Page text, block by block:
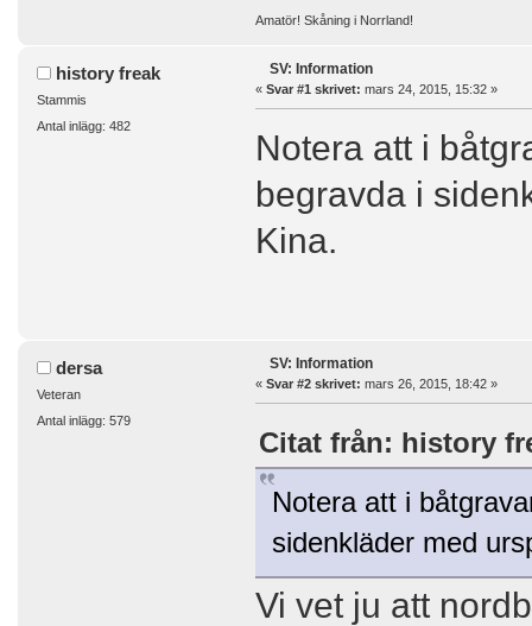
Amatör! Skåning i Norrland!
history freak
Stammis
Antal inlägg: 482
SV: Information
« Svar #1 skrivet: mars 24, 2015, 15:32 »
Notera att i
begravda i
Kina.
dersa
Veteran
Antal inlägg: 579
SV: Information
« Svar #2 skrivet: mars 26, 2015, 18:42 »
Citat från: history
Notera att i
sidenkläder med
Vi vet ju att